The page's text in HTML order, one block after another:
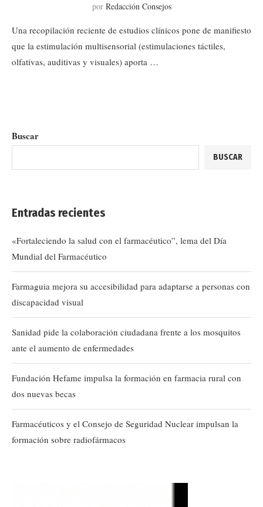
por Redacción Consejos
Una recopilación reciente de estudios clínicos pone de manifiesto
que la estimulación multisensorial (estimulaciones táctiles,
olfativas, auditivas y visuales) aporta …
Buscar
BUSCAR
Entradas recientes
«Fortaleciendo la salud con el farmacéutico”, lema del Día
Mundial del Farmacéutico
Farmaguia mejora su accesibilidad para adaptarse a personas con
discapacidad visual
Sanidad pide la colaboración ciudadana frente a los mosquitos
ante el aumento de enfermedades
Fundación Hefame impulsa la formación en farmacia rural con
dos nuevas becas
Farmacéuticos y el Consejo de Seguridad Nuclear impulsan la
formación sobre radiofármacos